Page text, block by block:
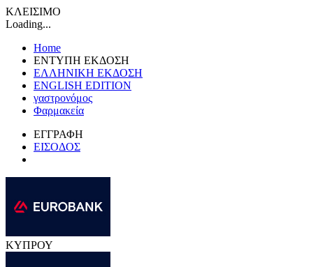
ΚΛΕΙΣΙΜΟ
Loading...
Home
ΕΝΤΥΠΗ ΕΚΔΟΣΗ
ΕΛΛΗΝΙΚΗ ΕΚΔΟΣΗ
ENGLISH EDITION
γαστρονόμος
Φαρμακεία
ΕΓΓΡΑΦΗ
ΕΙΣΟΔΟΣ
ΚΥΠΡΟΥ